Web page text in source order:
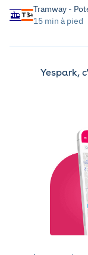
Tramway -
15 min à pied
Yespark,